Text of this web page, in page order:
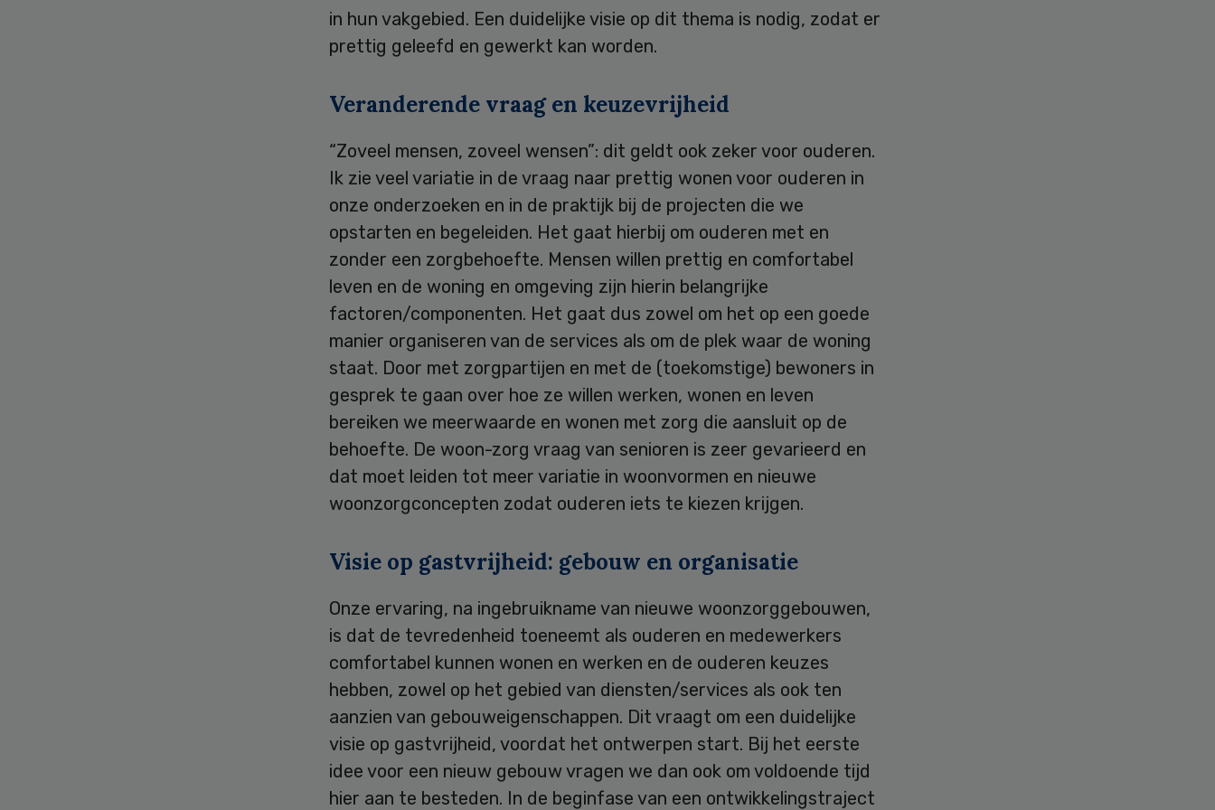
in hun vakgebied. Een duidelijke visie op dit thema is nodig, zodat er
prettig geleefd en gewerkt kan worden.
Veranderende vraag en keuzevrijheid
“Zoveel mensen, zoveel wensen”: dit geldt ook zeker voor ouderen.
Ik zie veel variatie in de vraag naar prettig wonen voor ouderen in
onze onderzoeken en in de praktijk bij de projecten die we
opstarten en begeleiden. Het gaat hierbij om ouderen met en
zonder een zorgbehoefte. Mensen willen prettig en comfortabel
leven en de woning en omgeving zijn hierin belangrijke
factoren/componenten. Het gaat dus zowel om het op een goede
manier organiseren van de services als om de plek waar de woning
staat. Door met zorgpartijen en met de (toekomstige) bewoners in
gesprek te gaan over hoe ze willen werken, wonen en leven
bereiken we meerwaarde en wonen met zorg die aansluit op de
behoefte. De woon-zorg vraag van senioren is zeer gevarieerd en
dat moet leiden tot meer variatie in woonvormen en nieuwe
woonzorgconcepten zodat ouderen iets te kiezen krijgen.
Visie op gastvrijheid: gebouw en organisatie
Onze ervaring, na ingebruikname van nieuwe woonzorggebouwen,
is dat de tevredenheid toeneemt als ouderen en medewerkers
comfortabel kunnen wonen en werken en de ouderen keuzes
hebben, zowel op het gebied van diensten/services als ook ten
aanzien van gebouweigenschappen. Dit vraagt om een duidelijke
visie op gastvrijheid, voordat het ontwerpen start. Bij het eerste
idee voor een nieuw gebouw vragen we dan ook om voldoende tijd
hier aan te besteden. In de beginfase van een ontwikkelingstraject